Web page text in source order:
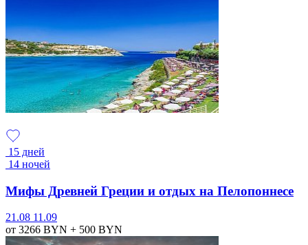
15 дней
14 ночей
Мифы Древней Греции и отдых на Пелопоннесе
21.08 11.09
от 3266 BYN + 500 BYN